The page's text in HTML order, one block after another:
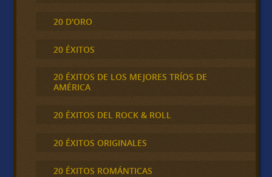
20 D'ORO
20 ÉXITOS
20 ÉXITOS DE LOS MEJORES TRÍOS DE
AMÉRICA
20 ÉXITOS DEL ROCK & ROLL
20 ÉXITOS ORIGINALES
20 ÉXITOS ROMÁNTICAS